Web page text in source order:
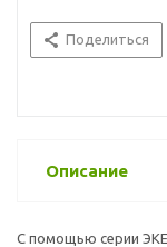
Поделиться
Описание
С помощью серии